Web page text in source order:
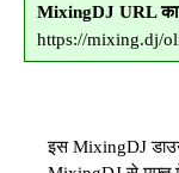
MixingDJ URL का
https://mixing.dj/
इस MixingDJ